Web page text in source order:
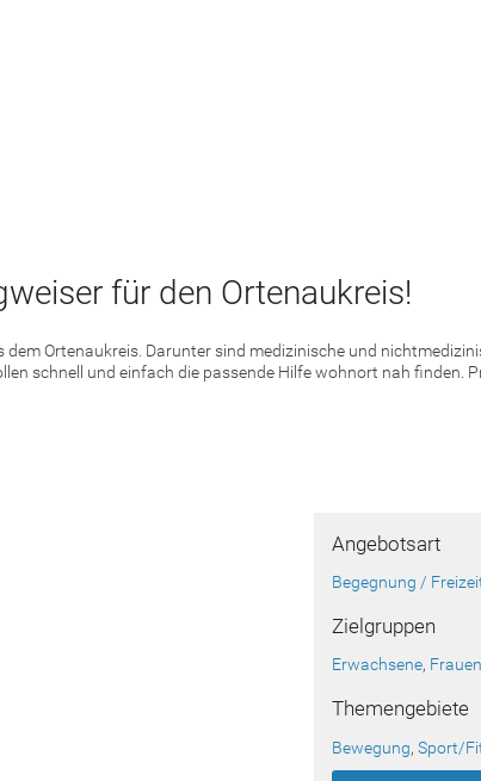
für den Ortenaukreis!
Ortenaukreis. Darunter sind medizinische und
schnell und einfach die passende Hilfe wohnort nah finden.
Angebotsart
Begegnung /
Zielgruppen
Erwachsene, Frauen
Themengebiete
Bewegung,Sport/